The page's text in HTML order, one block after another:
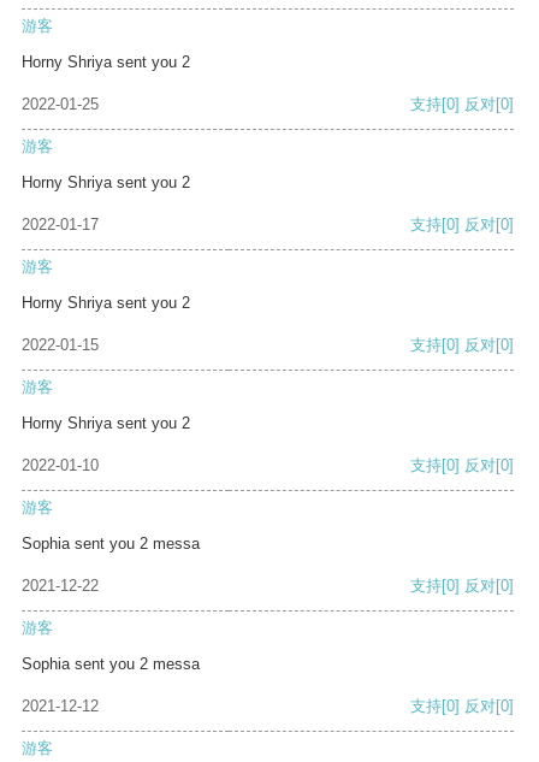
游客
Horny Shriya sent you 2
2022-01-25 支持[0] 反对[0]
游客
Horny Shriya sent you 2
2022-01-17 支持[0] 反对[0]
游客
Horny Shriya sent you 2
2022-01-15 支持[0] 反对[0]
游客
Horny Shriya sent you 2
2022-01-10 支持[0] 反对[0]
游客
Sophia sent you 2 messa
2021-12-22 支持[0] 反对[0]
游客
Sophia sent you 2 messa
2021-12-12 支持[0] 反对[0]
游客